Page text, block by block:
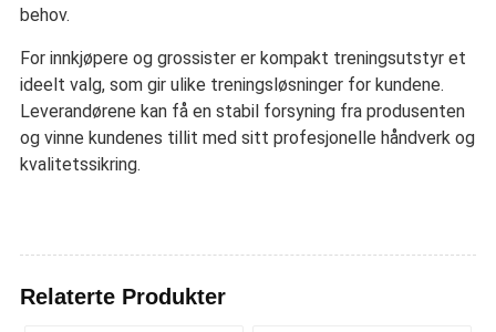
behov.
For innkjøpere og grossister er kompakt treningsutstyr et
ideelt valg, som gir ulike treningsløsninger for kundene.
Leverandørene kan få en stabil forsyning fra produsenten
og vinne kundenes tillit med sitt profesjonelle håndverk og
kvalitetssikring.
Relaterte Produkter